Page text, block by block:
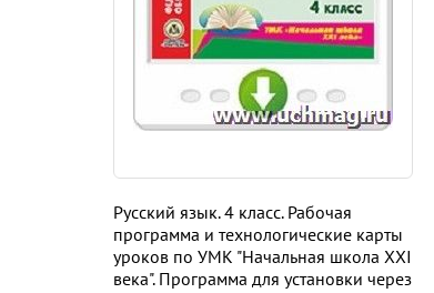
Русский язык. 4 класс. Рабочая
программа и технологические карты
уроков по УМК "Начальная школа XXI
века". Программа для установки через